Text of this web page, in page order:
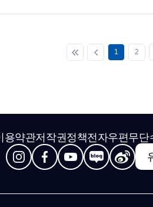
1 2
용약관저작권정책전자우편무단